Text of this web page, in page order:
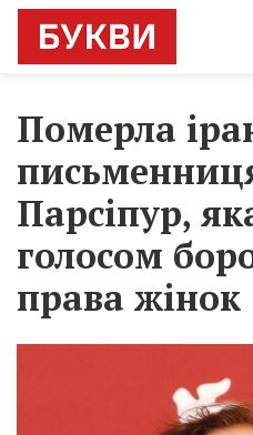
Померла
Парсіпур,
голосом
права жінок